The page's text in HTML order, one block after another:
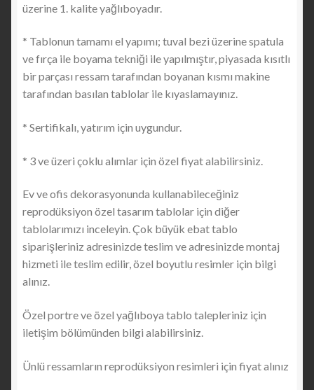
üzerine 1. kalite yağlıboyadır.
* Tablonun tamamı el yapımı; tuval bezi üzerine spatula
ve fırça ile boyama tekniği ile yapılmıştır, piyasada kısıtlı
bir parçası ressam tarafından boyanan kısmı makine
tarafından basılan tablolar ile kıyaslamayınız.
* Sertifikalı, yatırım için uygundur.
* 3 ve üzeri çoklu alımlar için özel fiyat alabilirsiniz.
Ev ve ofis dekorasyonunda kullanabileceğiniz
reprodüksiyon özel tasarım tablolar için diğer
tablolarımızı inceleyin. Çok büyük ebat tablo
siparişleriniz adresinizde teslim ve adresinizde montaj
hizmeti ile teslim edilir, özel boyutlu resimler için bilgi
alınız.
Özel portre ve özel yağlıboya tablo talepleriniz için
iletişim bölümünden bilgi alabilirsiniz.
Ünlü ressamların reprodüksiyon resimleri için fiyat alınız